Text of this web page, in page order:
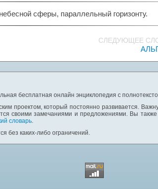
сферы, параллельный горизонту.
СЛЕДУЮЩЕЕ
бесплатная онлайн энциклопедия с
проектом, который постоянно развивается.
своими замечаниями и предложениями. Вы
словарь.
без каких-либо ограничений.